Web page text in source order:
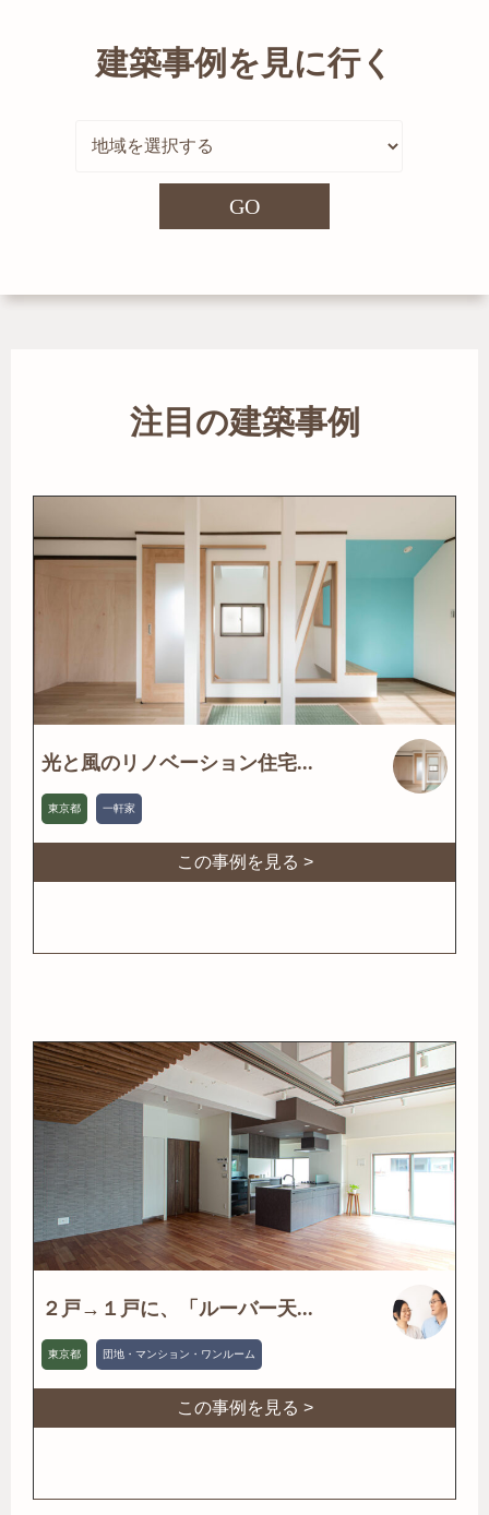
建築事例を見に行く
GO
注目の建築事例
光と風のリノベーション住宅...
東京都 一軒家
この事例を見る >
２戸→１戸に、「ルーバー天...
東京都 団地・マンション・ワンルーム
この事例を見る >